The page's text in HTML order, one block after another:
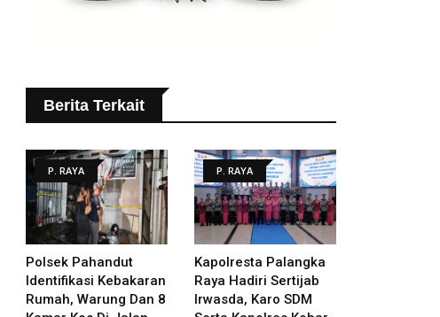
Berita Terkait
P. RAYA
Polsek Pahandut
Identifikasi Kebakaran
Rumah, Warung Dan 8
P. RAYA
Kapolresta Palangka
Raya Hadiri Sertijab
Irwasda, Karo SDM